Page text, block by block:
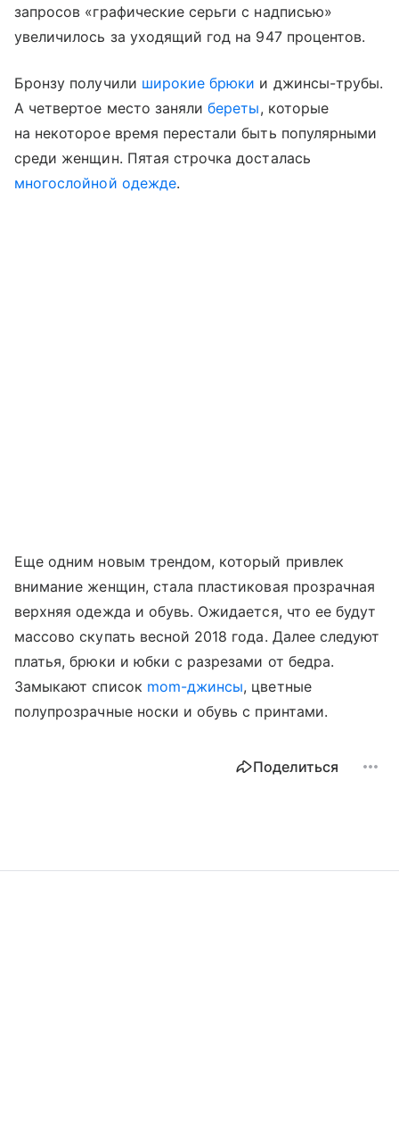
запросов «графические серьги с надписью»
увеличилось за уходящий год на 947 процентов.
Бронзу получили широкие брюки и джинсы-трубы.
А четвертое место занялибереты, которые
на некоторое время перестали быть популярными
среди женщин. Пятая строчка досталась
многослойной одежде.
Еще одним новым трендом, который привлек
внимание женщин, стала пластиковая прозрачная
верхняя одежда и обувь. Ожидается, что ее будут
массово скупать весной 2018 года. Далее следуют
платья, брюки и юбки с разрезами от бедра.
Замыкают список mom-джинсы, цветные
полупрозрачные носки и обувь с принтами.
Поделиться